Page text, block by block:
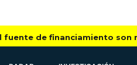
fuente de financiamiento son